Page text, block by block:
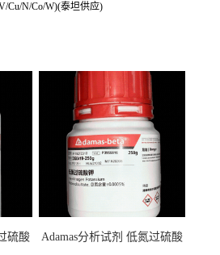
Cu/N/Co/W)(泰坦供应)
硫酸
Adamas分析试剂 低氮过硫酸